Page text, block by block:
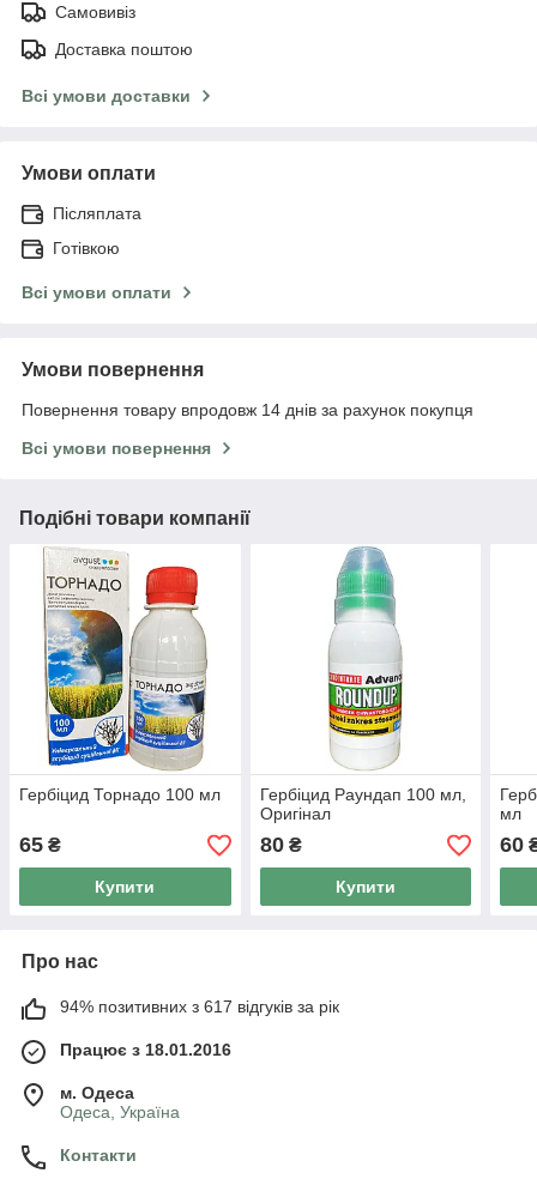
Самовивіз
Доставка поштою
Всі умови доставки
Умови оплати
Післяплата
Готівкою
Всі умови оплати
Умови повернення
Повернення товару впродовж 14 днів за рахунок покупця
Всі умови повернення
Подібні товари компанії
Гербіцид Торнадо 100 мл
65 ₴
Купити
Гербіцид Раундап 100 мл,
Оригінал
80₴
Купити
мл
60
Про нас
94% позитивних з 617 відгуків за рік
Працює з 18.01.2016
м. Одеса
Одеса, Україна
Контакти